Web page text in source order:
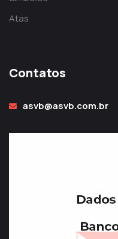
Atas
Contatos
asvb@asvb.com.br